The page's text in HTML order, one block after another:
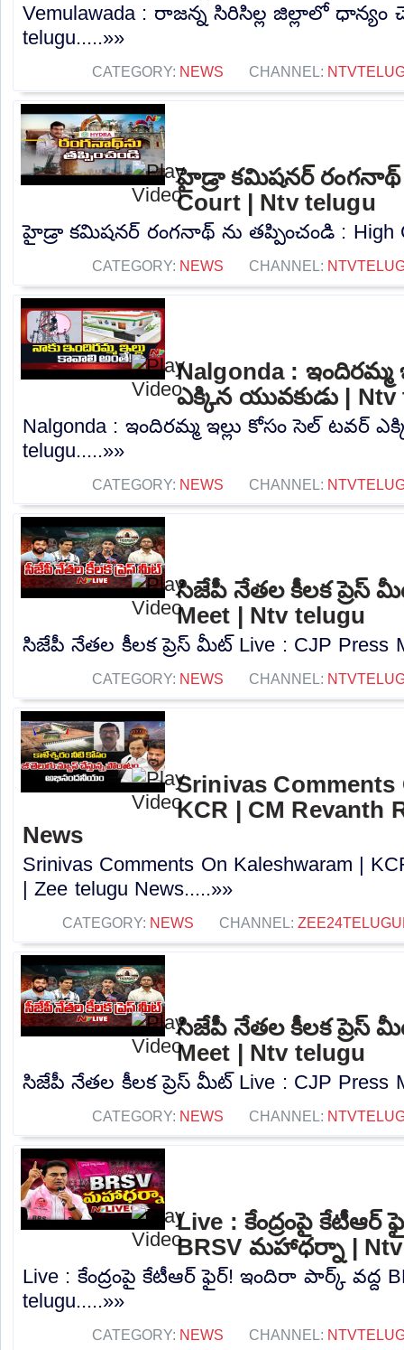
Vemulawada : రాజన్న సిరిసిల్ల జిల్లాలో ధాన్యం
telugu.....»»
CATEGORY: NEWS CHANNEL:
హైడ్రా కమిషనర్ రంగనాథ్
Court | Ntv telugu
హైడ్రా కమిషనర్ రంగనాథ్ ను తప్పించండి : High
CATEGORY: NEWS CHANNEL:
Nalgonda : ఇందిరమ్మ
ఎక్కిన యువకుడు | Ntv
Nalgonda : ఇందిరమ్మ ఇల్లు కోసం సెల్ టవర్
telugu.....»»
CATEGORY: NEWS CHANNEL:
సిజేపీ నేతల కీలక ప్రెస్
Meet | Ntv telugu
సిజేపీ నేతల కీలక ప్రెస్ మీట్ Live : CJP Press
CATEGORY: NEWS CHANNEL:
Srinivas Comments
KCR | CM Revanth
News
Srinivas Comments On Kaleshwaram |
| Zee telugu News.....»»
CATEGORY: NEWS CHANNEL:
సిజేపీ నేతల కీలక ప్రెస్
Meet | Ntv telugu
సిజేపీ నేతల కీలక ప్రెస్ మీట్ Live : CJP Press
CATEGORY: NEWS CHANNEL:
Live : కేంద్రంపై కేటీఆర్
BRSV మహాధర్నా |
Live : కేంద్రంపై కేటీఆర్ ఫైర్! ఇందిరా పార్క్ వద్ద
telugu.....»»
CATEGORY: NEWS CHANNEL: